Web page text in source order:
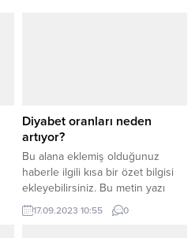
Diyabet oranları neden
artıyor?
Bu alana eklemiş olduğunuz
haberle ilgili kısa bir özet bilgisi
ekleyebilirsiniz. Bu metin yazı
düzenleme sayfasında “Özet”
bölümünden eklenebilir. Özet
17.09.2023 10:55 0